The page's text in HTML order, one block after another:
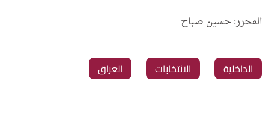
المحرر: حسين صباح
الداخلية الانتخابات العراق